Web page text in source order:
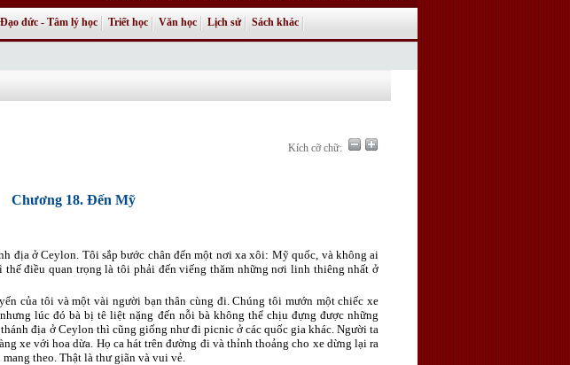
Đạo đức - Tâm lý học Triết học Văn học Lịch sử Sách khác
Kích cỡ chữ:
Chương 18. Đến Mỹ
địa ở Ceylon. Tôi sắp bước chân đến một nơi xa xôi: Mỹ quốc, và không ai
điều quan trọng là tôi phải đến viếng thăm những nơi linh thiêng nhất ở
của tôi và một vài người bạn thân cùng đi. Chúng tôi mướn một chiếc xe
lúc đó bà bị tê liệt nặng đến nỗi bà không thể chịu đựng được những
địa ở Ceylon thì cũng giống như đi picnic ở các quốc gia khác. Người ta
xe với hoa dừa. Họ ca hát trên đường đi và thỉnh thoảng cho xe dừng lại ra
theo. Thật là thư giãn và vui vẻ.